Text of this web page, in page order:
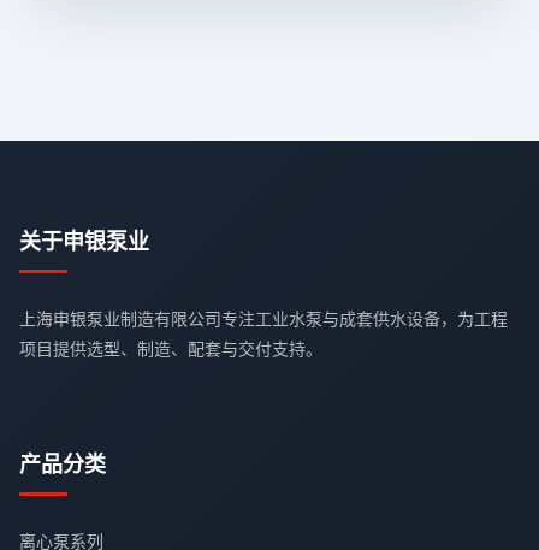
关于申银泵业
上海申银泵业制造有限公司专注工业水泵与成套供水设备，为工程
项目提供选型、制造、配套与交付支持。
产品分类
离心泵系列